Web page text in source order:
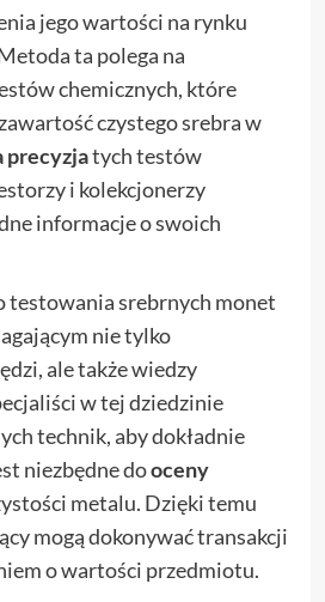
jego wartości na rynku
ta polega na
chemicznych, które
czystego srebra w
precyzjatych testów
i kolekcjonerzy
informacje o swoich
testowania srebrnych monet
nie tylko
ale także wiedzy
w tej dziedzinie
technik, aby dokładnie
niezbędne dooceny
metalu. Dzięki temu
mogą dokonywać transakcji
o wartości przedmiotu.